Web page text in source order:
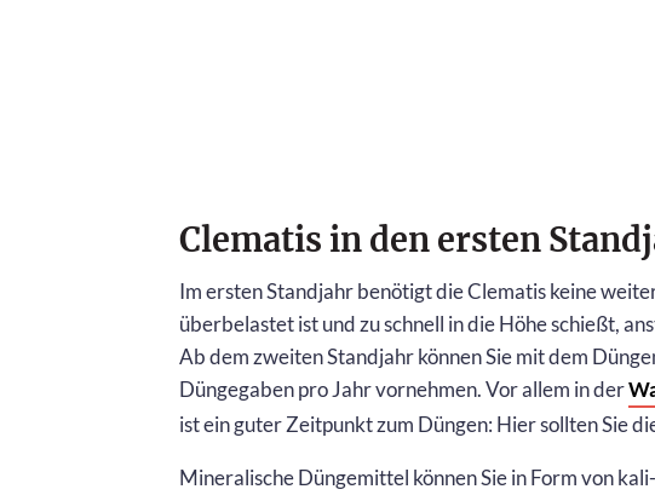
Clematis in den ersten
Im ersten Standjahr benötigt die Clematis keine
überbelastet ist und zu schnell in die Höhe schießt,
Ab dem zweiten Standjahr können Sie mit dem
Düngegaben pro Jahr vornehmen. Vor allem in der
ist ein guter Zeitpunkt zum Düngen: Hier sollten Sie
Mineralische Düngemittel können Sie in Form von